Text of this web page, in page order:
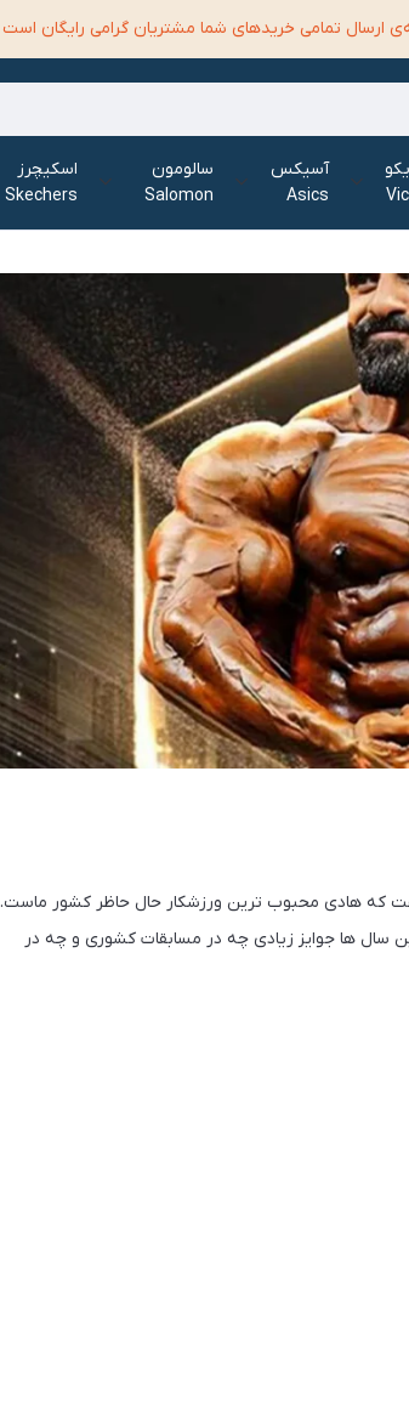
ارسال تمامی خرید‌های شما مشتریان گرامی رایگان است
آسیکس
Asics
سالومون
Salomon
اسکیچرز
Skechers
که هادی محبوب ترین ورزشکار حال حاظر کشور ماست.
سال ها جوایز زیادی چه در مسابقات کشوری و چه در